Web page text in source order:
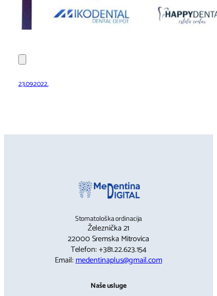
23.09.2022.
Stomatološka ordinacija
Železnička 21
22000 Sremska Mitrovica
Telefon: +381.22.623.154
Email:medentinaplus@gmail.com
Naše usluge